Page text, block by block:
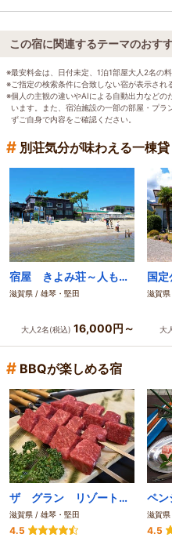
この宿に関連するテーマのおす
※最安料金は、日付未定、1泊1部屋大人2名の料
※ご指定の検索条件に合致しない宿が表示され
※個人の主観の違いやAIによる自動出力など
います。また、宿泊施設の一部の部屋・プ
ずご自身で内容をご確認ください。
# 別荘気分が味わえる一棟
宿屋 きよみ荘～人もペットも笑顔になれる宿～
滋賀県 / 雄琴・堅田
大人2名(税込) 16,000円～
滋賀
大
# BBQが楽しめる宿
ザ グラン リゾート近江舞子
滋賀県 / 雄琴・堅田
4.5
ペ
滋賀
4.5